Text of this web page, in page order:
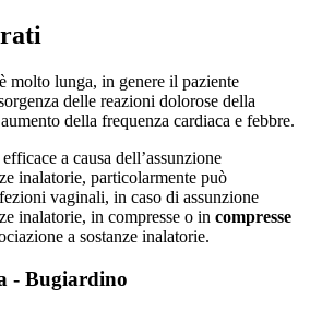
è molto lunga, in genere il paziente
delle reazioni dolorose della
della frequenza cardiaca e febbre.
a causa dell’assunzione
inalatorie, particolarmente può
vaginali, in caso di assunzione
inalatorie, in compresse o in compresse
a sostanze inalatorie.
- Bugiardino